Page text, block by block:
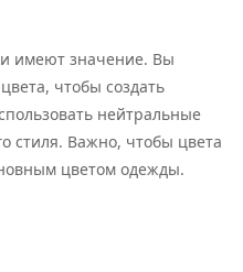
имеют значение. Вы
чтобы создать
нейтральные
стиля. Важно, чтобы цвета
цветом одежды.